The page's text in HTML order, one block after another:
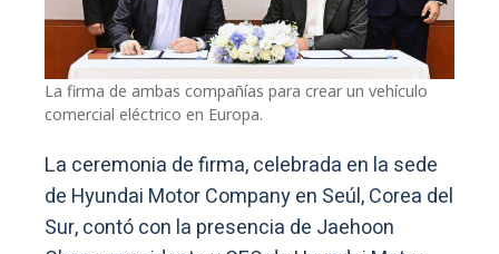
La firma de ambas compañías para crear un vehículo
comercial eléctrico en Europa.
La ceremonia de firma, celebrada en la sede
de Hyundai Motor Company en Seúl, Corea del
Sur, contó con la presencia de Jaehoon